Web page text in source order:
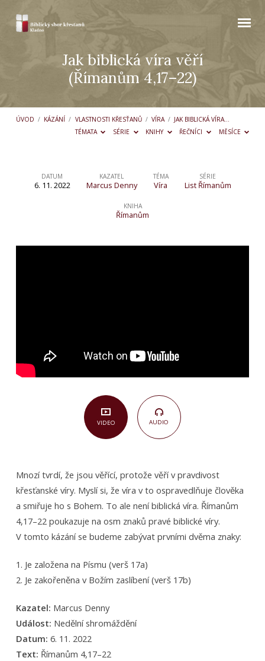
Jak biblická víra věří
(Římanům 4,17–22)
ÚVOD / KÁZÁNÍ / VLASTNOSTI KŘESŤANŮ / VÍRA / JAK BIBLICKÁ VÍRA…
TÉMATA
SÉRIE KNIHY ŘEČNÍCI MĚSÍCE
věří
DATUM
6. 11. 2022
KAZATEL
Marcus Denny
TÉMA
Víra
SÉRIE
List Římanům
KNIHA
Římanům
VIDEO AUDIO
Mnozí tvrdí, že jsou věřící, protože věří v pravdivost
křesťanské víry. Myslí si, že víra v to ospravedlňuje člověka
a smiřuje ho s Bohem. To ale není biblická víra. Římanům
4,17–22 poukazuje na osm znaků pravé biblické víry.
V tomto kázání se budeme zabývat prvními dvěma znaky:
1. Je založena na Písmu (verš 17a)
2. Je zakořeněna v Božím zaslíbení (verš 17b)
Kazatel: Marcus Denny
Událost: Nedělní shromáždění
Datum: 6. 11. 2022
Text: Římanům 4,17–22